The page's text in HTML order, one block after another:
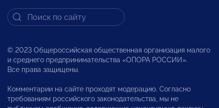
© 2023 Общероссийская общественная организация малого
и среднего предпринимательства «ОПОРА РОССИИ».
Все права защищены.
Комментарии на сайте проходят модерацию. Согласно
требованиям российского законодательства, мы не